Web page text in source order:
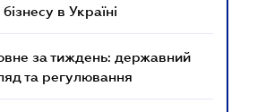
в Україні
за тиждень: державний
та регулювання